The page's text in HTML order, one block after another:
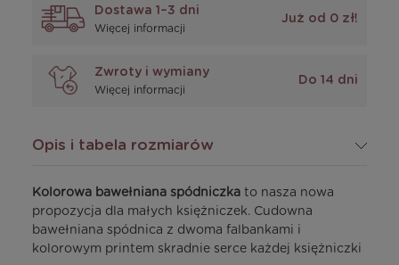
Dostawa 1–3 dni
Więcej informacji
Już od 0 zł!
Zwroty i wymiany
Więcej informacji
Do 14 dni
Opis i tabela rozmiarów
Kolorowa bawełniana spódniczkato nasza nowa
propozycja dla małych księżniczek. Cudowna
bawełniana spódnica z dwoma falbankami i
kolorowym printem skradnie serce każdej księżniczki